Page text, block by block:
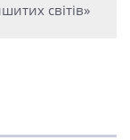
світів»